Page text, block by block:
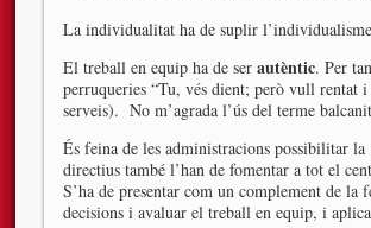
La individualitat ha de suplir
El treball en equip ha de ser autèntic. Per
perruqueries “Tu, vés dient; però vull rentat
serveis). No m’agrada l’ús del terme
És feina de les administracions possibilitar
directius també l’han de fomentar a tot el
S’ha de presentar com un complement de la
decisions i avaluar el treball en equip, i